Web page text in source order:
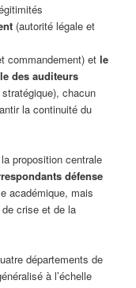
(autorité légale et
commandement) etle
des auditeurs
chacun
la continuité du
proposition centrale
défense
académique, mais
crise et de la
départements de
à l’échelle